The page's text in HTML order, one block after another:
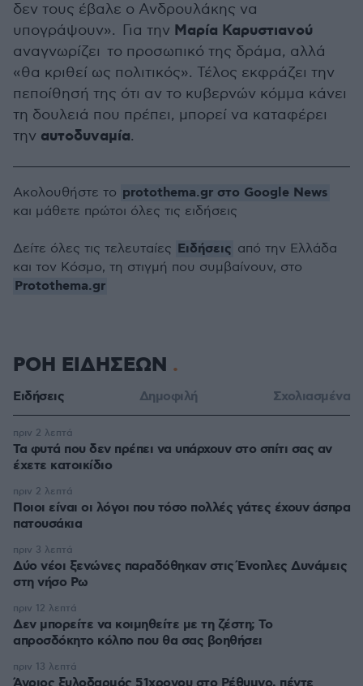
δεν τους έβαλε ο Ανδρουλάκης να
υπογράψουν». Για την Μαρία Καρυστιανού
αναγνωρίζει το προσωπικό της δράμα, αλλά
«θα κριθεί ως πολιτικός». Τέλος εκφράζει την
πεποίθησή της ότι αν το κυβερνών κόμμα κάνει
τη δουλειά που πρέπει, μπορεί να καταφέρει
την αυτοδυναμία.
Ακολουθήστε το protothema.gr στο Google News
και μάθετε πρώτοι όλες τις ειδήσεις
Δείτε όλες τις τελευταίες Ειδήσεις από την Ελλάδα
και τον Κόσμο, τη στιγμή που συμβαίνουν, στο
Protothema.gr
ΡΟΗ ΕΙΔΗΣΕΩΝ
Ειδήσεις Δημοφιλή Σχολιασμένα
Τα φυτά που δεν πρέπει να υπάρχουν στο σπίτι σας αν
έχετε κατοικίδιο
πριν 2 λεπτά
Ποιοι είναι οι λόγοι που τόσο πολλές γάτες έχουν άσπρα
πατουσάκια
πριν 2 λεπτά
Δύο νέοι ξενώνες παραδόθηκαν στις Ένοπλες Δυνάμεις
στη νήσο Ρω
πριν 3 λεπτά
Δεν μπορείτε να κοιμηθείτε με τη ζέστη; Το
απροσδόκητο κόλπο που θα σας βοηθήσει
πριν 12 λεπτά
πριν 13 λεπτά